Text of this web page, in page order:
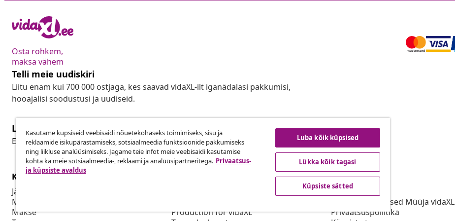
Osta rohkem,
maksa vähem
Telli meie uudiskiri
Liitu enam kui 700 000 ostjaga, kes saavad vidaXL-ilt iganädalasi pakkumisi,
hooajalisi soodustusi ja uudiseid.
Lepingust taganemine
Esita oma tellimuse kohta tagastamissoov.
Lepingust taganemine
Klienditeenindus
Jälgi oma tellimust
Mi konto
Makse
Production for vidaXL
vidaXL
vidaXList
Kasutustingimused Müüja vidaXL
Privaatsuspoliitika
Kasutame küpsiseid veebisaidi nõuetekohaseks toimimiseks, sisu ja
reklaamide isikupärastamiseks, sotsiaalmeedia funktsioonide pakkumiseks
ning liikluse analüüsimiseks. Jagame teie infot meie veebisaidi kasutamise
kohta ka meie sotsiaalmeedia-, reklaami ja analüüsipartneritega. Privaatsus-
ja küpsiste avaldus
Luba kõik küpsised
Lükka kõik tagasi
Küpsiste sätted